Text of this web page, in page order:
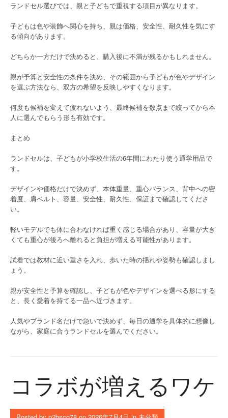
ランドセル選びでは、親と子どもで重視する項目が異なります。
子どもは色や装飾へ関心を持ち、親は価格、安全性、耐久性を気にす
る傾向があります。
どちらか一方だけで決めると、購入後に不満が残るかもしれません。
親が予算と安全性の条件を決め、その範囲から子どもが色やデザイン
を選ぶ方法なら、双方の希望を反映しやすくなります。
何度も候補を変えて疲れないよう、最終候補を数点まで絞ってから本
人に選んでもらう形も有効です。
まとめ
ランドセルは、子どもが小学校生活の6年間にわたり使う通学用品で
す。
デザインや価格だけで決めず、本体重量、重心バランス、背中への密
着度、肩ベルト、容量、安全性、耐久性、保証まで確認してくださ
い。
軽いモデルでも体に合わなければ重く感じる場合があり、容量が大き
くても重心が後ろへ離れると負担が増える可能性があります。
試着では教材に近い重さを入れ、歩いた時の揺れや姿勢も確認しまし
ょう。
親が安全性と予算を確認し、子どもが色やデザインを選べる形にする
と、長く愛着を持てる一品へ近づきます。
人気やブランド名だけで急いで決めず、毎日の通学を具体的に想像し
ながら、家庭に合うランドセルを選んでください。
コラボが増えるワケ